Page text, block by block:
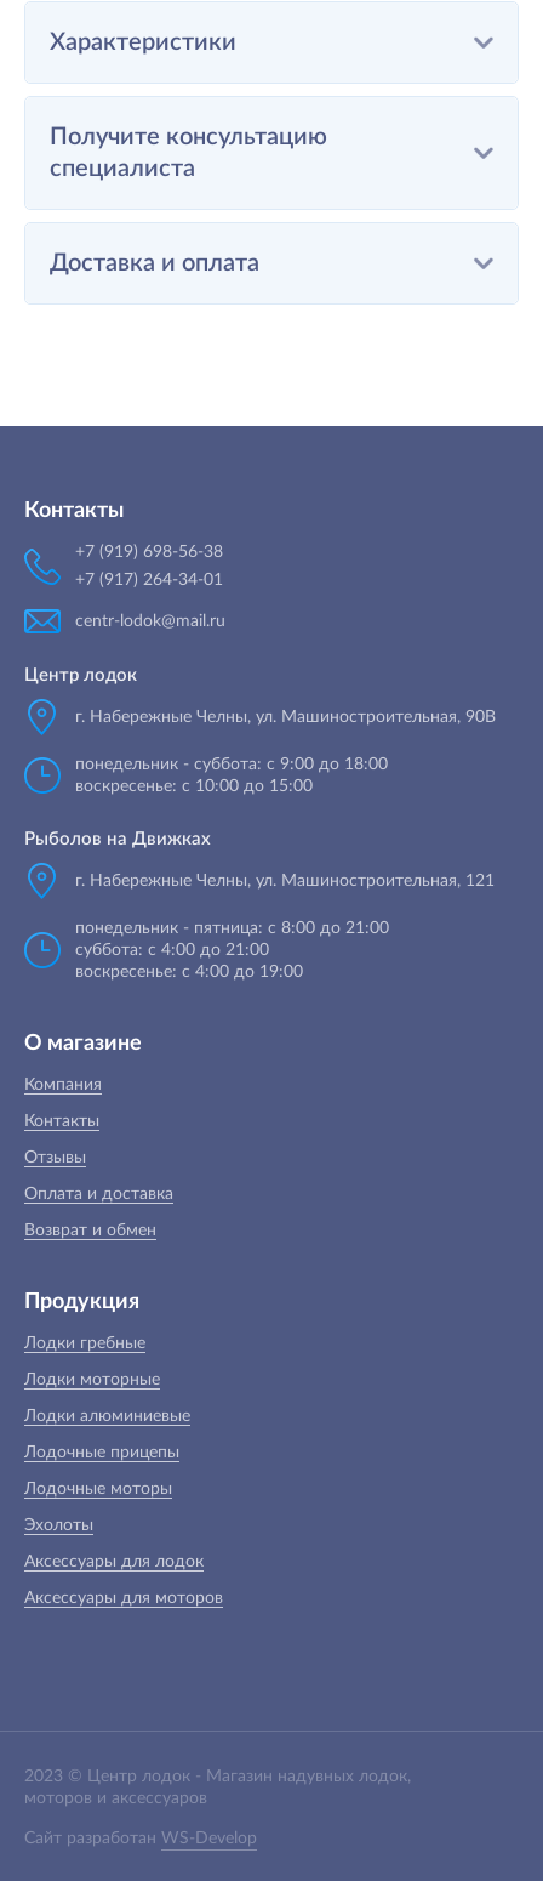
Характеристики
Получите консультацию
специалиста
Доставка и оплата
Контакты
+7 (919) 698-56-38
+7 (917) 264-34-01
centr-lodok@mail.ru
Центр лодок
г. Набережные Челны, ул. Машиностроительная, 90B
понедельник - суббота: с 9:00 до 18:00
воскресенье: с 10:00 до 15:00
Рыболов на Движках
г. Набережные Челны, ул. Машиностроительная, 121
понедельник - пятница: с 8:00 до 21:00
суббота: с 4:00 до 21:00
воскресенье: с 4:00 до 19:00
О магазине
Компания
Контакты
Отзывы
Оплата и доставка
Возврат и обмен
Продукция
Лодки гребные
Лодки моторные
Лодки алюминиевые
Лодочные прицепы
Лодочные моторы
Эхолоты
Аксессуары для лодок
Аксессуары для моторов
2023 © Центр лодок - Магазин надувных лодок,
моторов и аксессуаров
Сайт разработан WS-Develop